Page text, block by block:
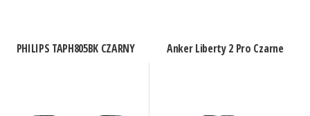
PHILIPS TAPH805BK CZARNY Anker Liberty 2 Pro Czarne